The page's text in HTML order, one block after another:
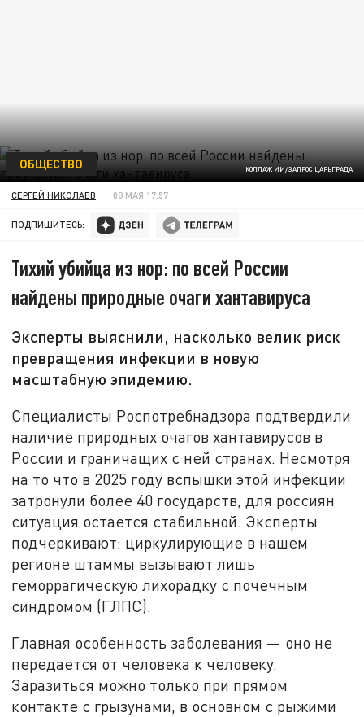
КОЛЛАЖ ИИ/ЗАПРОС ЦАРЬГРАДА
ОБЩЕСТВО
СЕРГЕЙ НИКОЛАЕВ 08 МАЯ 17:57
ПОДПИШИТЕСЬ:
Тихий убийца из нор: по всей России
найдены природные очаги хантавируса
Эксперты выяснили, насколько велик риск
превращения инфекции в новую
масштабную эпидемию.
Специалисты Роспотребнадзора подтвердили
наличие природных очагов хантавирусов в
России и граничащих с ней странах. Несмотря
на то что в 2025 году вспышки этой инфекции
затронули более 40 государств, для россиян
ситуация остается стабильной. Эксперты
подчеркивают: циркулирующие в нашем
регионе штаммы вызывают лишь
геморрагическую лихорадку с почечным
синдромом (ГЛПС).
Главная особенность заболевания — оно не
передается от человека к человеку.
Заразиться можно только при прямом
контакте с грызунами, в основном с рыжими